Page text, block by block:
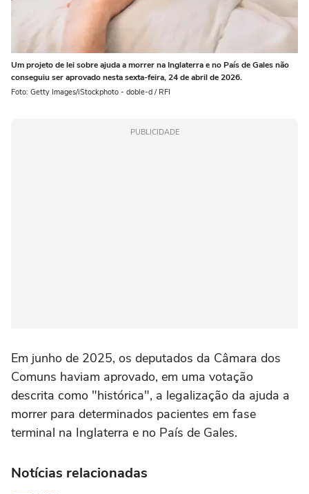
Um projeto de lei sobre ajuda a morrer na Inglaterra e no País de Gales não
conseguiu ser aprovado nesta sexta-feira, 24 de abril de 2026.
Foto: Getty Images/iStockphoto - doble-d / RFI
PUBLICIDADE
Em junho de 2025, os deputados da Câmara dos
Comuns haviam aprovado, em uma votação
descrita como "histórica", a legalização da ajuda a
morrer para determinados pacientes em fase
terminal na Inglaterra e no País de Gales.
Notícias relacionadas